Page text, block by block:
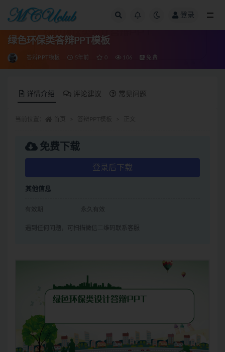
登录
绿色环保类答辩PPT模板
答辩PPT模板 5年前 0 106 免费
详情介绍 评论建议 常见问题
免费下载
登录后下载
其他信息
有效期 永久有效
遇到任何问题，可扫描微信二维码联系客服